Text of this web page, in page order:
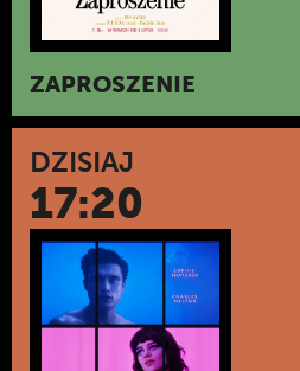
ZAPROSZENIE
DZISIAJ
17:20